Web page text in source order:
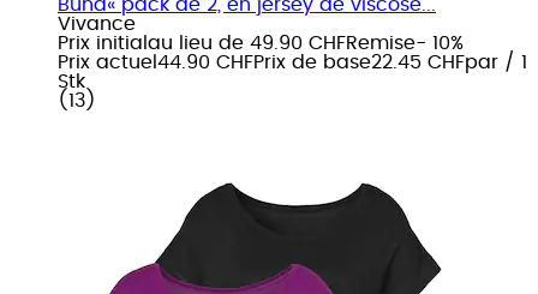
Bund« pack de 2, en jersey de viscose...
Vivance
Prix initial au lieu de 49.90 CHFRemise- 10%
Prix actuel 44.90 CHFPrix de base22.45 CHFpar / 1
Stk
( 13 )